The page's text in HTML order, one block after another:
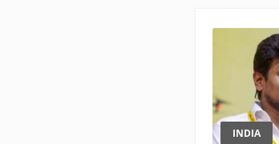
INDIA